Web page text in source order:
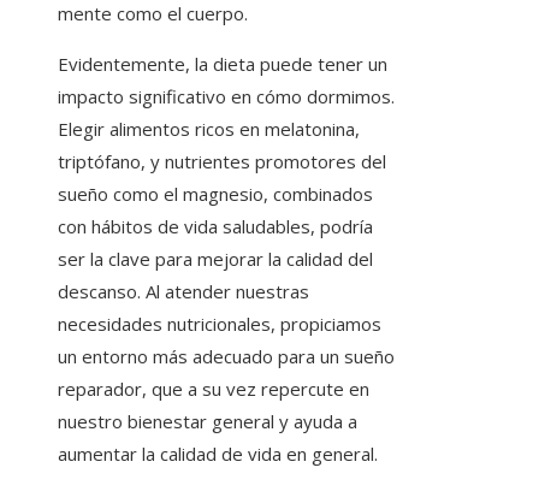
mente como el cuerpo.
Evidentemente, la dieta puede tener un
impacto significativo en cómo dormimos.
Elegir alimentos ricos en melatonina,
triptófano, y nutrientes promotores del
sueño como el magnesio, combinados
con hábitos de vida saludables, podría
ser la clave para mejorar la calidad del
descanso. Al atender nuestras
necesidades nutricionales, propiciamos
un entorno más adecuado para un sueño
reparador, que a su vez repercute en
nuestro bienestar general y ayuda a
aumentar la calidad de vida en general.